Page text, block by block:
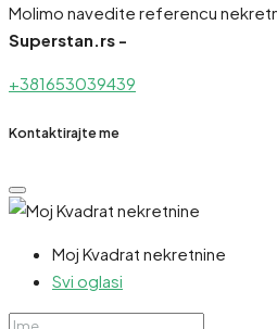
Molimo navedite referencu
Superstan.rs -
+381653039439
Kontaktirajte me
Moj Kvadrat nekretnine
Svi oglasi